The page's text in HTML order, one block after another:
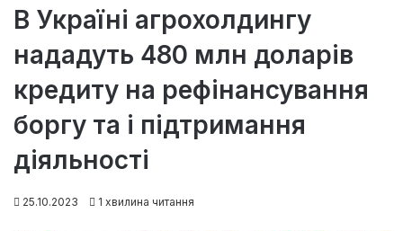
В Україні агрохолдингу
нададуть 480 млн доларів
кредиту на рефінансування
боргу та і підтримання
діяльності
25.10.2023 1 хвилина читання